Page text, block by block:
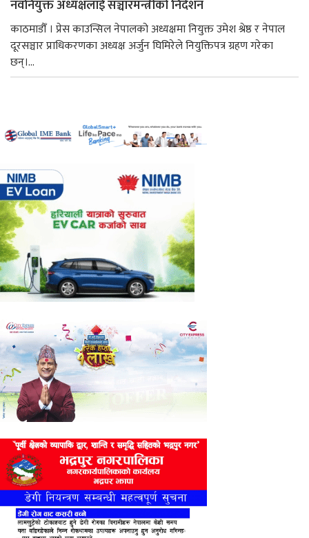
नवनियुक्त अध्यक्षलाई सञ्चारमन्त्रीको निर्देशन
काठमाडौँ । प्रेस काउन्सिल नेपालको अध्यक्षमा नियुक्त उमेश श्रेष्ठ र नेपाल
दूरसञ्चार प्राधिकरणका अध्यक्ष अर्जुन घिमिरेले नियुक्तिपत्र ग्रहण गरेका
छन्।...